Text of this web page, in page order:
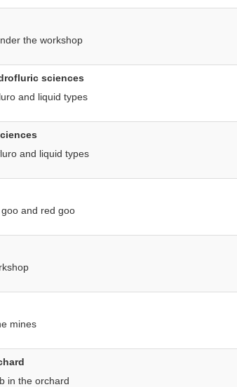
the workshop
sciences
and liquid types
and liquid types
and red goo
mines
in the orchard